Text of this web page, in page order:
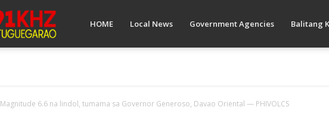
Bombo HOME Local News Government Agencies Balitang
Magnitude 6.6 na lindol, tumama sa Governor Generoso, Davao Oriental — PHIVOLCS